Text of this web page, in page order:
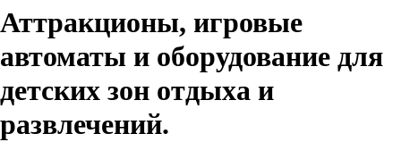
Аттракционы, игровые
автоматы и оборудование для
детских зон отдыха и
развлечений.